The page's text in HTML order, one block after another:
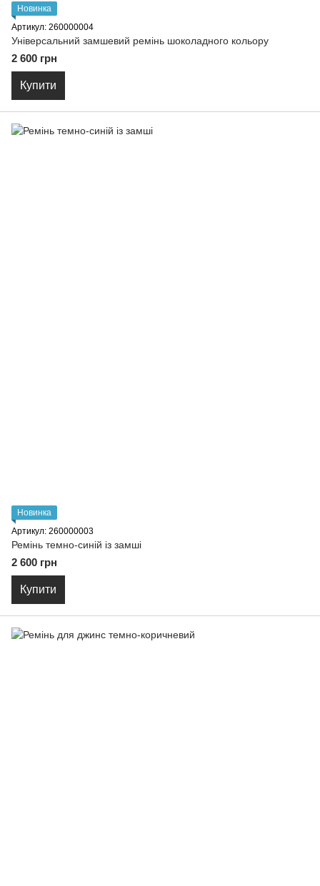
Новинка
Артикул: 260000004
Універсальний замшевий ремінь шоколадного кольору
2 600 грн
Купити
Новинка
Артикул: 260000003
Ремінь темно-синій із замші
2 600 грн
Купити